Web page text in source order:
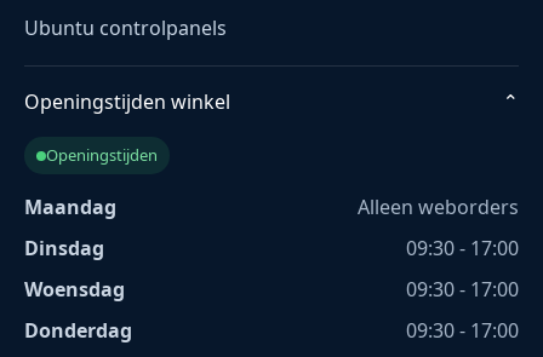
Ubuntu controlpanels
Openingstijden winkel ⌄
Openingstijden
Maandag
Alleen weborders
Dinsdag
09:30 - 17:00
Woensdag
09:30 - 17:00
Donderdag
09:30 - 17:00